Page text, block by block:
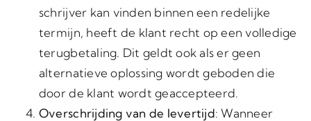
schrijver kan vinden binnen een redelijke
termijn, heeft de klant recht op een volledige
terugbetaling. Dit geldt ook als er geen
alternatieve oplossing wordt geboden die
door de klant wordt geaccepteerd.
Overschrijding van de levertijd: Wanneer